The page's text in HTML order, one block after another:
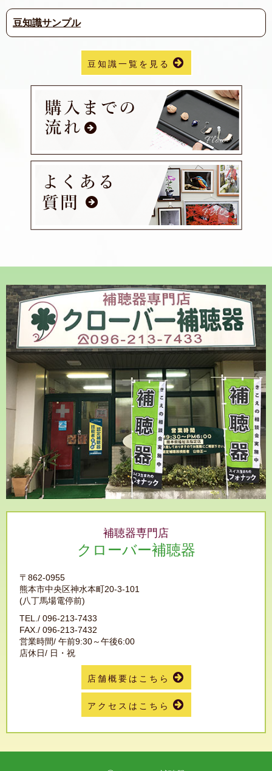
豆知識サンプル
豆知識一覧を見る
補聴器専門店
クローバー補聴器
〒862-0955
熊本市中央区神水本町20-3-101
(八丁馬場電停前)
TEL./ 096-213-7433
FAX./ 096-213-7432
営業時間/ 午前9:30～午後6:00
店休日/ 日・祝
店舗概要はこちら
アクセスはこちら